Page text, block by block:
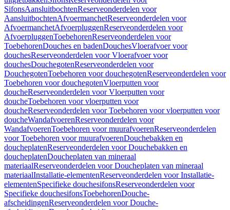
SifonsAansluitbochtenReserveonderdelen voor
AansluitbochtenAfvoermanchetReserveonderdelen voor
AfvoermanchetAfvoerpluggenReserveonderdelen voor
AfvoerpluggenToebehorenReserveonderdelen voor
ToebehorenDouches en badenDouchesVloerafvoer voor
douchesReserveonderdelen voor Vloerafvoer voor
douchesDouchegotenReserveonderdelen voor
DouchegotenToebehoren voor douchegotenReserveonderdelen voor
Toebehoren voor douchegotenVloerputten voor
doucheReserveonderdelen voor Vloerputten voor
doucheToebehoren voor vloerputten voor
doucheReserveonderdelen voor Toebehoren voor vloerputten voor
doucheWandafvoerenReserveonderdelen voor
WandafvoerenToebehoren voor muurafvoerenReserveonderdelen
voor Toebehoren voor muurafvoerenDouchebakken en
doucheplatenReserveonderdelen voor Douchebakken en
doucheplatenDoucheplaten van mineraal
materiaalReserveonderdelen voor Doucheplaten van mineraal
materiaalInstallatie-elementenReserveonderdelen voor Installatie-
elementenSpecifieke douchesifonsReserveonderdelen voor
Specifieke douchesifonsToebehorenDouche-
afscheidingenReserveonderdelen voor Douche-